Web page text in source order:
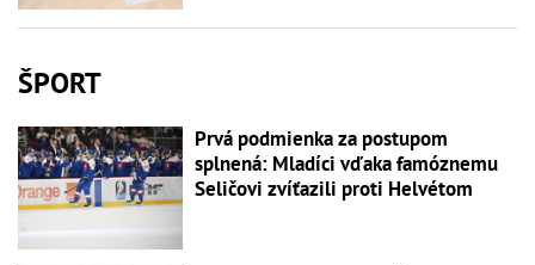
ŠPORT
Prvá podmienka za postupom
splnená: Mladíci vďaka famóznemu
Seličovi zvíťazili proti Helvétom